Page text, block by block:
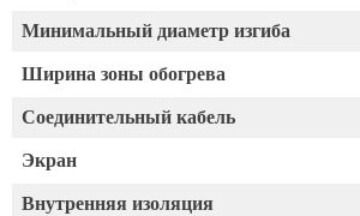
Минимальный диаметр изгиба
Ширина зоны обогрева
Соединительный кабель
Экран
Внутренняя изоляция